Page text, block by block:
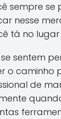
sempre se
nesse
tá no
sentem
o caminho
de